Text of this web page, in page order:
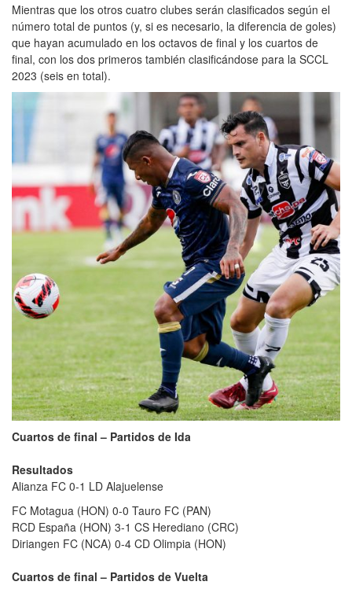
Mientras que los otros cuatro clubes serán clasificados según el
número total de puntos (y, si es necesario, la diferencia de goles)
que hayan acumulado en los octavos de final y los cuartos de
final, con los dos primeros también clasificándose para la SCCL
2023 (seis en total).
Cuartos de final – Partidos de Ida
Resultados
Alianza FC 0-1 LD Alajuelense
FC Motagua (HON) 0-0 Tauro FC (PAN)
RCD España (HON) 3-1 CS Herediano (CRC)
Diriangen FC (NCA) 0-4 CD Olimpia (HON)
Cuartos de final – Partidos de Vuelta